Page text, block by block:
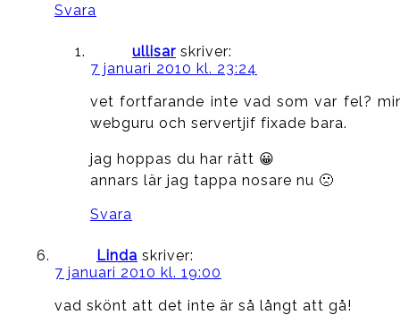
Svara
ullisar skriver:
7 januari 2010 kl. 23:24
vet fortfarande inte vad som var fel?
webguru och servertjif fixade bara.
jag hoppas du har rätt 😀
annars lär jag tappa nosare nu 🙁
Svara
Linda skriver:
7 januari 2010 kl. 19:00
vad skönt att det inte är så långt att gå!